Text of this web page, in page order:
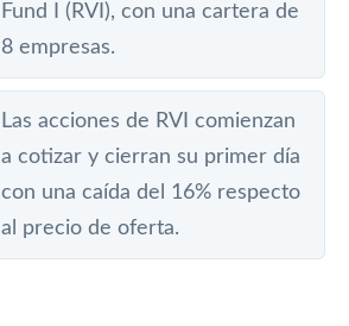
Fund I (RVI), con una cartera de
8 empresas.
Las acciones de RVI comienzan
a cotizar y cierran su primer día
con una caída del 16% respecto
al precio de oferta.